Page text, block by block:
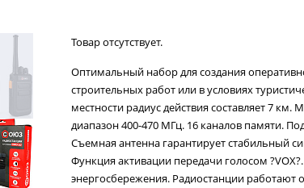
Товар отсутствует.
Оптимальный набор для создания
строительных работ или в условиях
местности радиус действия составляет 7
диапазон 400-470 МГц. 16 каналов памяти.
Съемная антенна гарантирует стабильный
Функция активации передачи голосом
энергосбережения. Радиостанции работают